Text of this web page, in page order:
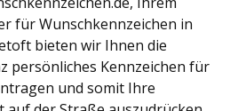
für Wunschkennzeichen in
bieten wir Ihnen die
persönliches Kennzeichen für
und somit Ihre